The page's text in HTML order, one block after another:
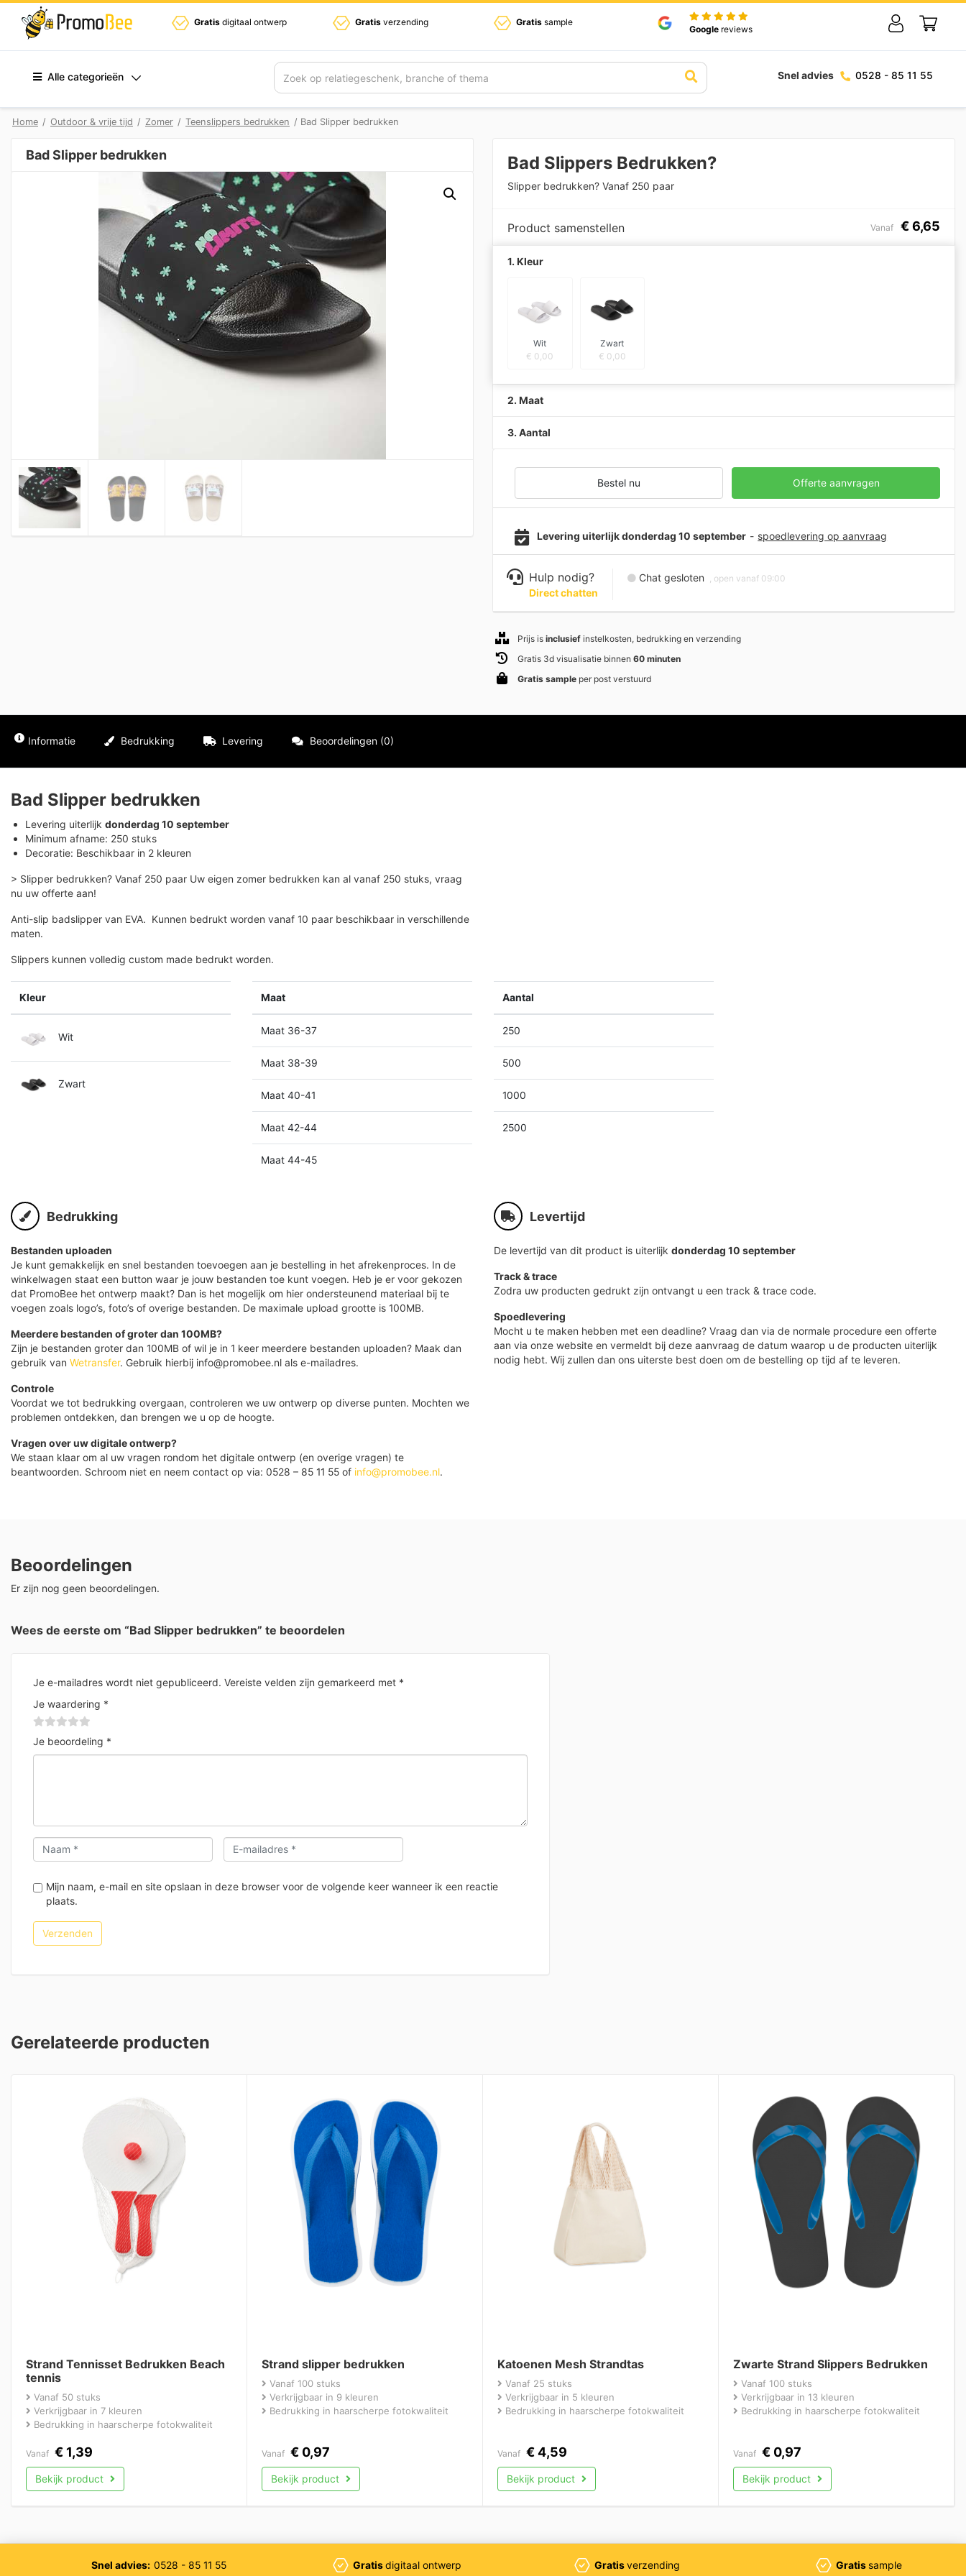
Gratis digitaal ontwerp Gratis verzending Gratis sample
Google reviews
Alle categorieën Zoek Snel advies 0528 - 85 11 55
Home / Outdoor & vrije tijd / Zomer / Teenslippers bedrukken / Bad Slipper bedrukken
Bad Slipper bedrukken Bad Slippers Bedrukken?
Slipper bedrukken? Vanaf 250 paar
Product samenstellen Vanaf €6,65
1. Kleur
Wit
€ 0,00
Zwart
€ 0,00
2. Maat
3. Aantal
Bestel nu Offerte aanvragen
Levering uiterlijk donderdag 10 september - spoedlevering op aanvraag
Hulp nodig?
Direct chatten
Chat gesloten , open vanaf 09:00
Prijs isinclusief instelkosten, bedrukking en verzending
Gratis 3d visualisatie binnen60 minuten
Gratis sample per post verstuurd
Informatie Bedrukking Levering Beoordelingen (0)
Bad Slipper bedrukken
Levering uiterlijk donderdag 10 september
Minimum afname: 250 stuks
Decoratie: Beschikbaar in 2 kleuren
> Slipper bedrukken? Vanaf 250 paar Uw eigen zomer bedrukken kan al vanaf 250 stuks, vraag
nu uw offerte aan!
Anti-slip badslipper van EVA. Kunnen bedrukt worden vanaf 10 paar beschikbaar in verschillende
maten.
Slippers kunnen volledig custom made bedrukt worden.
Kleur
Wit
Zwart
Maat
Maat 36-37
Maat 38-39
Maat 40-41
Maat 42-44
Maat 44-45
Aantal
250
500
1000
2500
Bedrukking
Bestanden uploaden
Je kunt gemakkelijk en snel bestanden toevoegen aan je bestelling in het afrekenproces. In de
winkelwagen staat een button waar je jouw bestanden toe kunt voegen. Heb je er voor gekozen
dat PromoBee het ontwerp maakt? Dan is het mogelijk om hier ondersteunend materiaal bij te
voegen zoals logo’s, foto’s of overige bestanden. De maximale upload grootte is 100MB.
Meerdere bestanden of groter dan 100MB?
Zijn je bestanden groter dan 100MB of wil je in 1 keer meerdere bestanden uploaden? Maak dan
gebruik van Wetransfer. Gebruik hierbij info@promobee.nl als e-mailadres.
Controle
Voordat we tot bedrukking overgaan, controleren we uw ontwerp op diverse punten. Mochten we
problemen ontdekken, dan brengen we u op de hoogte.
Vragen over uw digitale ontwerp?
We staan klaar om al uw vragen rondom het digitale ontwerp (en overige vragen) te
beantwoorden. Schroom niet en neem contact op via: 0528 – 85 11 55 of info@promobee.nl.
Levertijd
De levertijd van dit product is uiterlijk donderdag 10 september
Track & trace
Zodra uw producten gedrukt zijn ontvangt u een track & trace code.
Spoedlevering
Mocht u te maken hebben met een deadline? Vraag dan via de normale procedure een offerte
aan via onze website en vermeldt bij deze aanvraag de datum waarop u de producten uiterlijk
nodig hebt. Wij zullen dan ons uiterste best doen om de bestelling op tijd af te leveren.
Beoordelingen
Er zijn nog geen beoordelingen.
Wees de eerste om “Bad Slipper bedrukken” te beoordelen
Je e-mailadres wordt niet gepubliceerd. Vereiste velden zijn gemarkeerd met *
Je waardering *
Je beoordeling *
Mijn naam, e-mail en site opslaan in deze browser voor de volgende keer wanneer ik een reactie
plaats.
Gerelateerde producten
Strand Tennisset Bedrukken Beach
tennis
Vanaf 50 stuks
Verkrijgbaar in 7 kleuren
Bedrukking in haarscherpe fotokwaliteit
Vanaf € 1,39
Bekijk product
Strand slipper bedrukken
Vanaf 100 stuks
Verkrijgbaar in 9 kleuren
Bedrukking in haarscherpe fotokwaliteit
Vanaf € 0,97
Bekijk product
Katoenen Mesh Strandtas
Vanaf 25 stuks
Verkrijgbaar in 5 kleuren
Bedrukking in haarscherpe fotokwaliteit
Vanaf €4,59
Bekijk product
Zwarte Strand Slippers Bedrukken
Vanaf 100 stuks
Verkrijgbaar in 13 kleuren
Bedrukking in haarscherpe fotokwaliteit
Vanaf € 0,97
Bekijk product
Snel advies: 0528 - 85 11 55 Gratisdigitaal ontwerp Gratisverzending Gratissample